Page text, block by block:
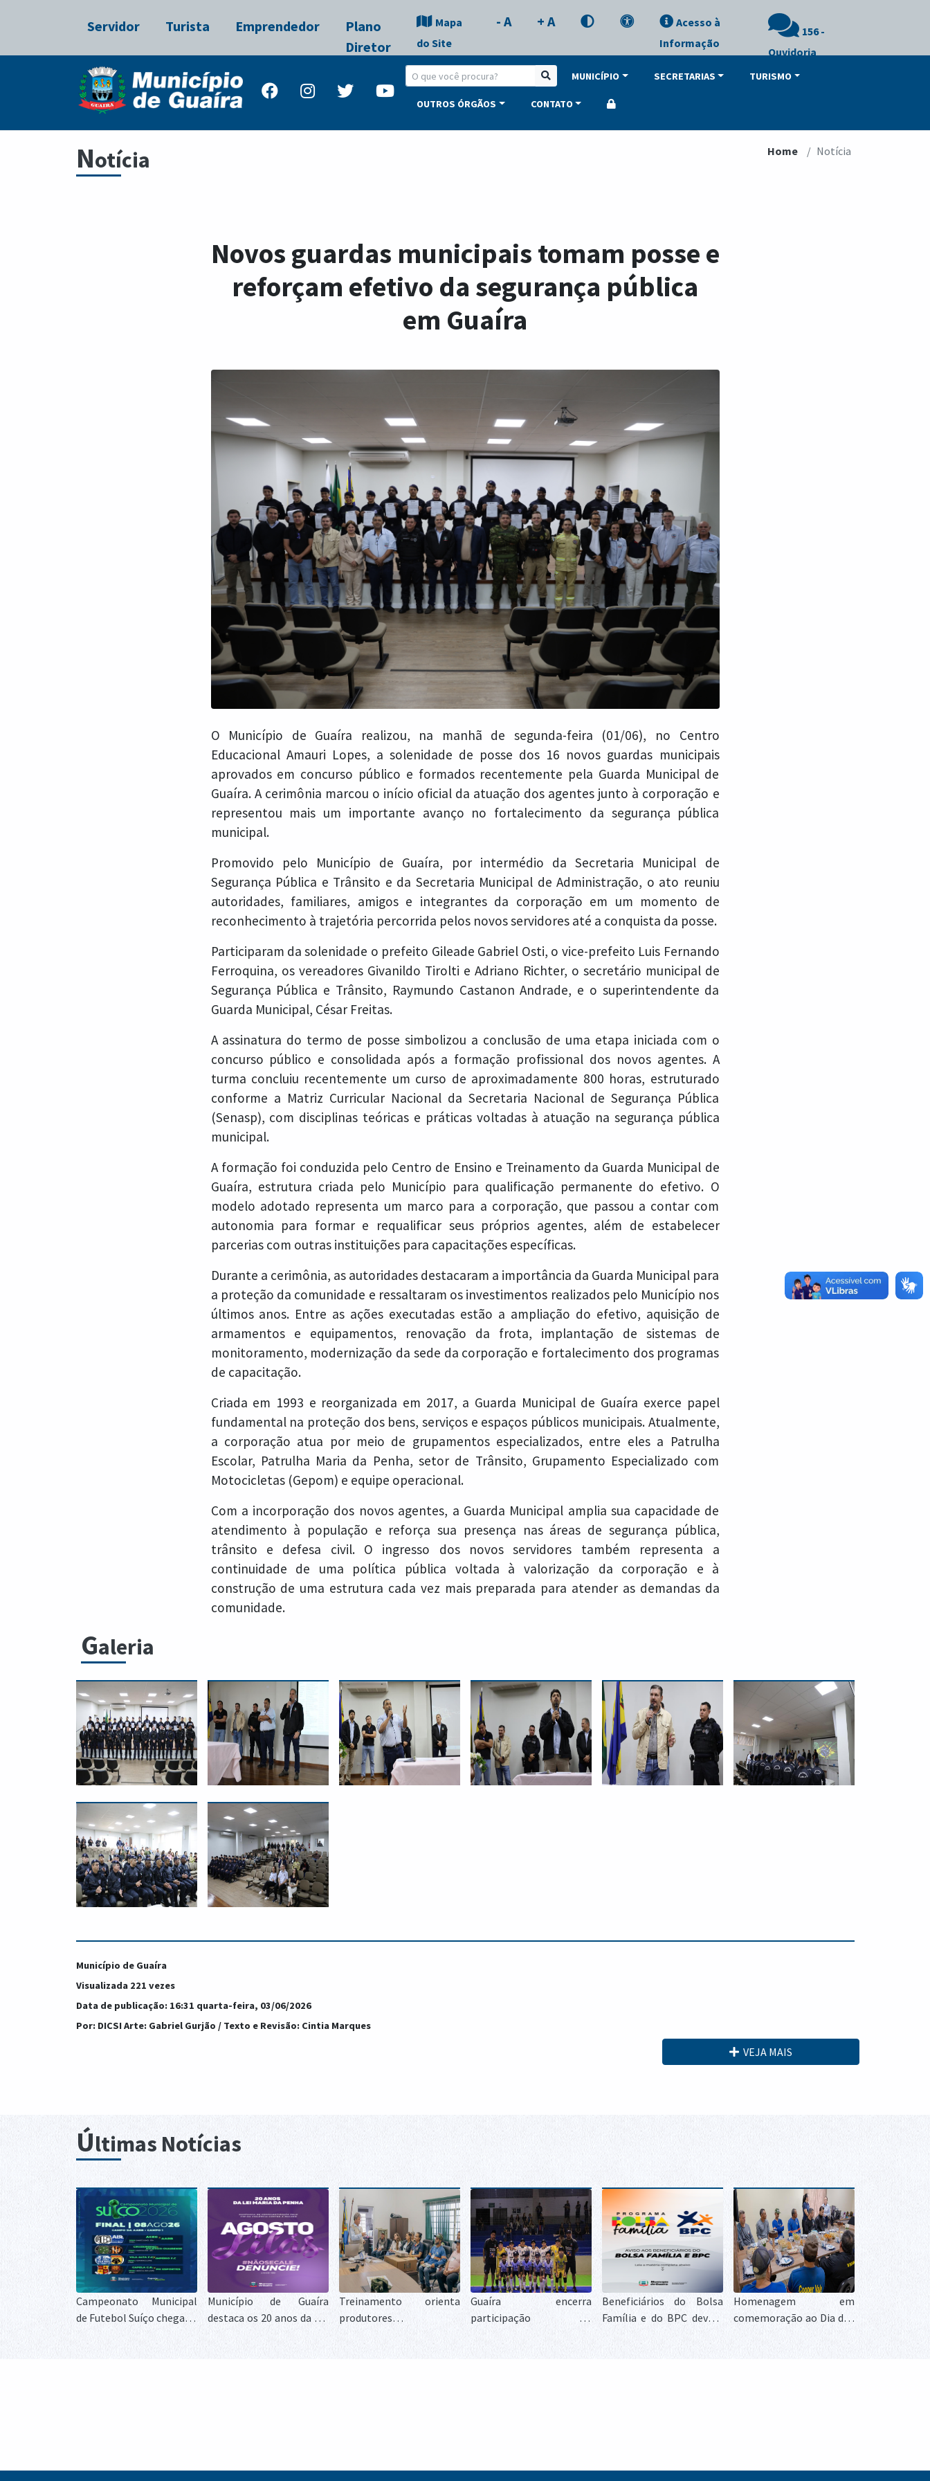
Servidor Turista Emprendedor
Plano
Diretor
Mapa
do Site
- A + A
Acesso à
Informação
156 -
Ouvidoria
MUNICÍPIO SECRETARIAS TURISMO
OUTROS ÓRGÃOS CONTATO
Notícia Home Notícia
Novos guardas municipais tomam posse e
reforçam efetivo da segurança pública
em Guaíra
O Município de Guaíra realizou, na manhã de segunda-feira (01/06), no Centro
Educacional Amauri Lopes, a solenidade de posse dos 16 novos guardas municipais
aprovados em concurso público e formados recentemente pela Guarda Municipal de
Guaíra. A cerimônia marcou o início oficial da atuação dos agentes junto à corporação e
representou mais um importante avanço no fortalecimento da segurança pública
municipal.
Promovido pelo Município de Guaíra, por intermédio da Secretaria Municipal de
Segurança Pública e Trânsito e da Secretaria Municipal de Administração, o ato reuniu
autoridades, familiares, amigos e integrantes da corporação em um momento de
reconhecimento à trajetória percorrida pelos novos servidores até a conquista da posse.
Participaram da solenidade o prefeito Gileade Gabriel Osti, o vice-prefeito Luis Fernando
Ferroquina, os vereadores Givanildo Tirolti e Adriano Richter, o secretário municipal de
Segurança Pública e Trânsito, Raymundo Castanon Andrade, e o superintendente da
Guarda Municipal, César Freitas.
A assinatura do termo de posse simbolizou a conclusão de uma etapa iniciada com o
concurso público e consolidada após a formação profissional dos novos agentes. A
turma concluiu recentemente um curso de aproximadamente 800 horas, estruturado
conforme a Matriz Curricular Nacional da Secretaria Nacional de Segurança Pública
(Senasp), com disciplinas teóricas e práticas voltadas à atuação na segurança pública
municipal.
A formação foi conduzida pelo Centro de Ensino e Treinamento da Guarda Municipal de
Guaíra, estrutura criada pelo Município para qualificação permanente do efetivo. O
modelo adotado representa um marco para a corporação, que passou a contar com
autonomia para formar e requalificar seus próprios agentes, além de estabelecer
parcerias com outras instituições para capacitações específicas.
Durante a cerimônia, as autoridades destacaram a importância da Guarda Municipal para
a proteção da comunidade e ressaltaram os investimentos realizados pelo Município nos
últimos anos. Entre as ações executadas estão a ampliação do efetivo, aquisição de
armamentos e equipamentos, renovação da frota, implantação de sistemas de
monitoramento, modernização da sede da corporação e fortalecimento dos programas
de capacitação.
Criada em 1993 e reorganizada em 2017, a Guarda Municipal de Guaíra exerce papel
fundamental na proteção dos bens, serviços e espaços públicos municipais. Atualmente,
a corporação atua por meio de grupamentos especializados, entre eles a Patrulha
Escolar, Patrulha Maria da Penha, setor de Trânsito, Grupamento Especializado com
Motocicletas (Gepom) e equipe operacional.
Com a incorporação dos novos agentes, a Guarda Municipal amplia sua capacidade de
atendimento à população e reforça sua presença nas áreas de segurança pública,
trânsito e defesa civil. O ingresso dos novos servidores também representa a
continuidade de uma política pública voltada à valorização da corporação e à
construção de uma estrutura cada vez mais preparada para atender as demandas da
comunidade.
Galeria
Município de Guaíra
Visualizada 221 vezes
Data de publicação: 16:31 quarta-feira, 03/06/2026
Por: DICSI Arte: Gabriel Gurjão / Texto e Revisão: Cintia Marques
VEJA MAIS
Últimas Notícias
Campeonato Municipal
de Futebol Suíço chega às
Município de Guaíra
destaca os 20 anos da Lei
Treinamento orienta
produtores e
Guaíra encerra
participação no
Beneficiários do Bolsa
Família e do BPC devem
Homenagem em
comemoração ao Dia dos
Modernização da